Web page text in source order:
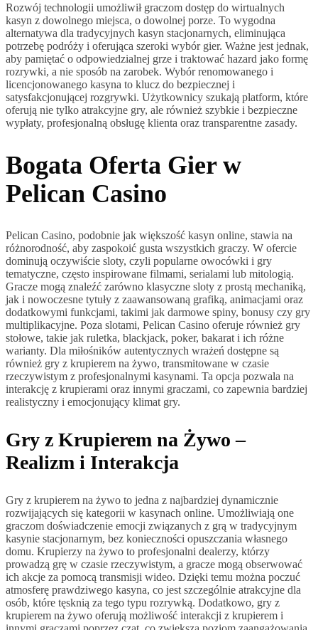
Rozwój technologii umożliwił graczom dostęp do wirtualnych
kasyn z dowolnego miejsca, o dowolnej porze. To wygodna
alternatywa dla tradycyjnych kasyn stacjonarnych, eliminująca
potrzebę podróży i oferująca szeroki wybór gier. Ważne jest jednak,
aby pamiętać o odpowiedzialnej grze i traktować hazard jako formę
rozrywki, a nie sposób na zarobek. Wybór renomowanego i
licencjonowanego kasyna to klucz do bezpiecznej i
satysfakcjonującej rozgrywki. Użytkownicy szukają platform, które
oferują nie tylko atrakcyjne gry, ale również szybkie i bezpieczne
wypłaty, profesjonalną obsługę klienta oraz transparentne zasady.
Bogata Oferta Gier w
Pelican Casino
Pelican Casino, podobnie jak większość kasyn online, stawia na
różnorodność, aby zaspokoić gusta wszystkich graczy. W ofercie
dominują oczywiście sloty, czyli popularne owocówki i gry
tematyczne, często inspirowane filmami, serialami lub mitologią.
Gracze mogą znaleźć zarówno klasyczne sloty z prostą mechaniką,
jak i nowoczesne tytuły z zaawansowaną grafiką, animacjami oraz
dodatkowymi funkcjami, takimi jak darmowe spiny, bonusy czy gry
multiplikacyjne. Poza slotami, Pelican Casino oferuje również gry
stołowe, takie jak ruletka, blackjack, poker, bakarat i ich różne
warianty. Dla miłośników autentycznych wrażeń dostępne są
również gry z krupierem na żywo, transmitowane w czasie
rzeczywistym z profesjonalnymi kasynami. Ta opcja pozwala na
interakcję z krupierami oraz innymi graczami, co zapewnia bardziej
realistyczny i emocjonujący klimat gry.
Gry z Krupierem na Żywo –
Realizm i Interakcja
Gry z krupierem na żywo to jedna z najbardziej dynamicznie
rozwijających się kategorii w kasynach online. Umożliwiają one
graczom doświadczenie emocji związanych z grą w tradycyjnym
kasynie stacjonarnym, bez konieczności opuszczania własnego
domu. Krupierzy na żywo to profesjonalni dealerzy, którzy
prowadzą grę w czasie rzeczywistym, a gracze mogą obserwować
ich akcje za pomocą transmisji wideo. Dzięki temu można poczuć
atmosferę prawdziwego kasyna, co jest szczególnie atrakcyjne dla
osób, które tęsknią za tego typu rozrywką. Dodatkowo, gry z
krupierem na żywo oferują możliwość interakcji z krupierem i